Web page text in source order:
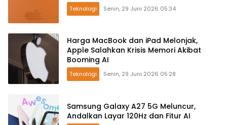
Teknologi Senin, 29 Juni 2026 05:34
Harga MacBook dan iPad Melonjak,
Apple Salahkan Krisis Memori Akibat
Booming AI
Teknologi Senin, 29 Juni 2026 05:28
Samsung Galaxy A27 5G Meluncur,
Andalkan Layar 120Hz dan Fitur AI